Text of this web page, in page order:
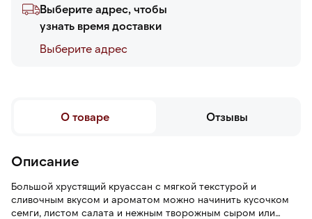
Выберите адрес, чтобы
узнать время доставки
Выберите адреc
О товаре Отзывы
Описание
Большой хрустящий круассан с мягкой текстурой и
сливочным вкусом и ароматом можно начинить кусочком
семги, листом салата и нежным творожным сыром или